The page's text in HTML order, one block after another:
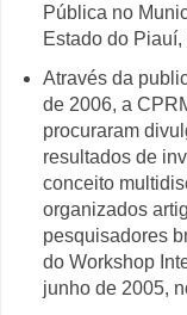
Pública no
Estado do
Através da
de 2006, a
procuraram
resultados de
conceito
organizados
pesquisadores
do Workshop
junho de 2005,